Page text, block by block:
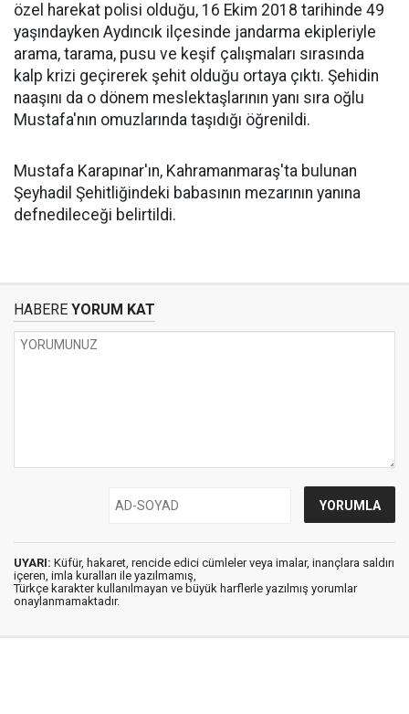
özel harekat polisi olduğu, 16 Ekim 2018 tarihinde 49
yaşındayken Aydıncık ilçesinde jandarma ekipleriyle
arama, tarama, pusu ve keşif çalışmaları sırasında
kalp krizi geçirerek şehit olduğu ortaya çıktı. Şehidin
naaşını da o dönem meslektaşlarının yanı sıra oğlu
Mustafa'nın omuzlarında taşıdığı öğrenildi.
Mustafa Karapınar'ın, Kahramanmaraş'ta bulunan
Şeyhadil Şehitliğindeki babasının mezarının yanına
defnedileceği belirtildi.
HABERE YORUM KAT
UYARI: Küfür, hakaret, rencide edici cümleler veya imalar, inançlara saldırı
içeren, imla kuralları ile yazılmamış,
Türkçe karakter kullanılmayan ve büyük harflerle yazılmış yorumlar
onaylanmamaktadır.